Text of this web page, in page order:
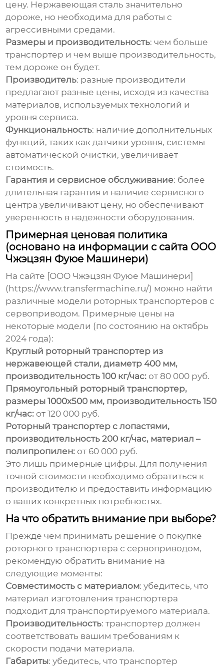
цену. Нержавеющая сталь значительно
дороже, но необходима для работы с
агрессивными средами.
Размеры и производительность: чем больше
транспортер и чем выше производительность,
тем дороже он будет.
Производитель: разные производители
предлагают разные цены, исходя из качества
материалов, используемых технологий и
уровня сервиса.
Функциональность: наличие дополнительных
функций, таких как датчики уровня, системы
автоматической очистки, увеличивает
стоимость.
Гарантия и сервисное обслуживание: более
длительная гарантия и наличие сервисного
центра увеличивают цену, но обеспечивают
уверенность в надежности оборудования.
Примерная ценовая политика
(основано на информации с сайта ООО
Чжэцзян Фуюе Машинери)
На сайте [ООО Чжэцзян Фуюе Машинери]
(https://www.transfermachine.ru/) можно найти
различные модели роторных транспортеров с
сервоприводом. Примерные цены на
некоторые модели (по состоянию на октябрь
2024 года):
Круглый роторный транспортер из
нержавеющей стали, диаметр 400 мм,
производительность 100 кг/час: от 80 000 руб.
Прямоугольный роторный транспортер,
размеры 1000х500 мм, производительность 150
кг/час: от 120 000 руб.
Роторный транспортер с лопастями,
производительность 200 кг/час, материал –
полипропилен: от 60 000 руб.
Это лишь примерные цифры. Для получения
точной стоимости необходимо обратиться к
производителю и предоставить информацию
о ваших конкретных потребностях.
На что обратить внимание при выборе?
Прежде чем принимать решение о покупке
роторного транспортера с сервоприводом,
рекомендую обратить внимание на
следующие моменты:
Совместимость с материалом: убедитесь, что
материал изготовления транспортера
подходит для транспортируемого материала.
Производительность: транспортер должен
соответствовать вашим требованиям к
скорости подачи материала.
Габариты: убедитесь, что транспортер